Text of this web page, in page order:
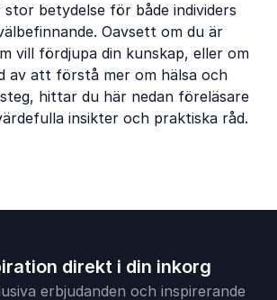
stor betydelse för både individers
Oavsett om du är
vill fördjupa din kunskap, eller om
av att förstå mer om hälsa och
hittar du här nedan föreläsare
insikter och praktiska råd.
direkt i din inkorg
erbjudanden och inspirerande